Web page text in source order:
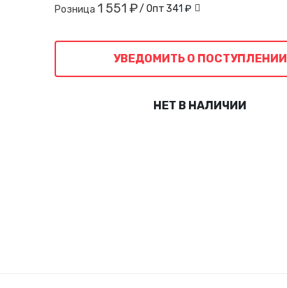
Розница 1 551 ₽/ Опт 341 ₽
УВЕДОМИТЬ О ПОСТУПЛЕНИИ
НЕТ В НАЛИЧИИ